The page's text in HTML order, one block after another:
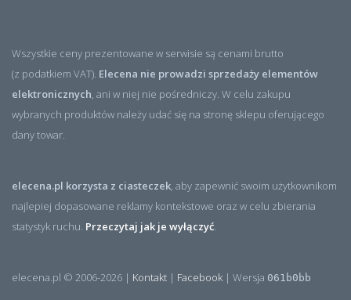
Wszystkie ceny prezentowane w serwisie są cenami brutto
(z podatkiem VAT). Elecena nie prowadzi sprzedaży elementów
elektronicznych , ani w niej nie pośredniczy. W celu zakupu
wybranych produktów należy udać się na stronę sklepu oferującego
dany towar.
elecena.pl korzysta z ciasteczek , aby zapewnić swoim użytkownikom
najlepiej dopasowane reklamy kontekstowe oraz w celu zbierania
statystyk ruchu. Przeczytaj jak je wyłączyć
elecena.pl © 2006-2026 | Kontakt | Facebook | Wersja 061b0bb